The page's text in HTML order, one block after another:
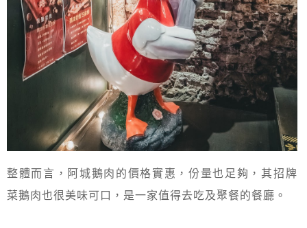
整體而言，阿城鵝肉的價格實惠，份量也足夠，其招牌
菜鵝肉也很美味可口，是一家值得去吃及聚餐的餐廳。